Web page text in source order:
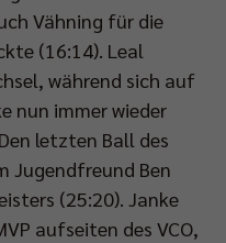
Vähning für die
(16:14). Leal
während sich auf
nun immer wieder
letzten Ball des
Jugendfreund Ben
(25:20). Janke
aufseiten des VCO,